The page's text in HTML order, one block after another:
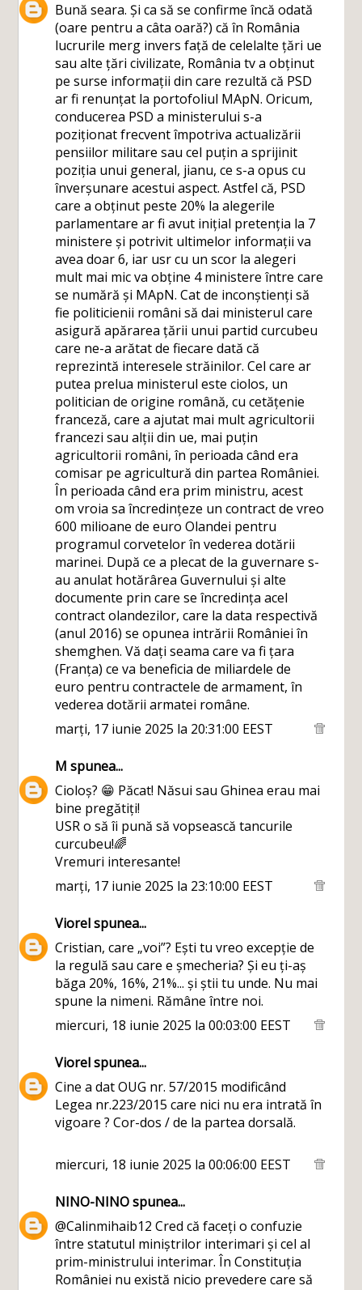
Bună seara. Și ca să se confirme încă odată
(oare pentru a câta oară?) că în România
lucrurile merg invers față de celelalte țări ue
sau alte țări civilizate, România tv a obținut
pe surse informații din care rezultă că PSD
ar fi renunțat la portofoliul MApN. Oricum,
conducerea PSD a ministerului s-a
poziționat frecvent împotriva actualizării
pensiilor militare sau cel puțin a sprijinit
poziția unui general, jianu, ce s-a opus cu
înverșunare acestui aspect. Astfel că, PSD
care a obținut peste 20% la alegerile
parlamentare ar fi avut inițial pretenția la 7
ministere și potrivit ultimelor informații va
avea doar 6, iar usr cu un scor la alegeri
mult mai mic va obține 4 ministere între care
se numără și MApN. Cat de inconștienți să
fie politicienii români să dai ministerul care
asigură apărarea țării unui partid curcubeu
care ne-a arătat de fiecare dată că
reprezintă interesele străinilor. Cel care ar
putea prelua ministerul este ciolos, un
politician de origine română, cu cetățenie
franceză, care a ajutat mai mult agricultorii
francezi sau alții din ue, mai puțin
agricultorii români, în perioada când era
comisar pe agricultură din partea României.
În perioada când era prim ministru, acest
om vroia sa încredințeze un contract de vreo
600 milioane de euro Olandei pentru
programul corvetelor în vederea dotării
marinei. După ce a plecat de la guvernare s-
au anulat hotărârea Guvernului și alte
documente prin care se încredința acel
contract olandezilor, care la data respectivă
(anul 2016) se opunea intrării României în
shemghen. Vă dați seama care va fi țara
(Franța) ce va beneficia de miliardele de
euro pentru contractele de armament, în
vederea dotării armatei române.
marți, 17 iunie 2025 la 20:31:00 EEST
M spunea...
Cioloș? 😁 Păcat! Năsui sau Ghinea erau mai
bine pregătiți!
USR o să îi pună să vopsească tancurile
curcubeu!🌈
Vremuri interesante!
marți, 17 iunie 2025 la 23:10:00 EEST
Viorelspunea...
Cristian, care „voi”? Ești tu vreo excepție de
la regulă sau care e șmecheria? Și eu ți-aș
băga 20%, 16%, 21%... și știi tu unde. Nu mai
spune la nimeni. Rămâne între noi.
miercuri, 18 iunie 2025 la 00:03:00 EEST
Viorelspunea...
Cine a dat OUG nr. 57/2015 modificând
Legea nr.223/2015 care nici nu era intrată în
vigoare ? Cor-dos / de la partea dorsală.
miercuri, 18 iunie 2025 la 00:06:00 EEST
NINO-NINOspunea...
@Calinmihaib12 Cred că faceți o confuzie
între statutul miniștrilor interimari și cel al
prim-ministrului interimar. În Constituția
României nu există nicio prevedere care să